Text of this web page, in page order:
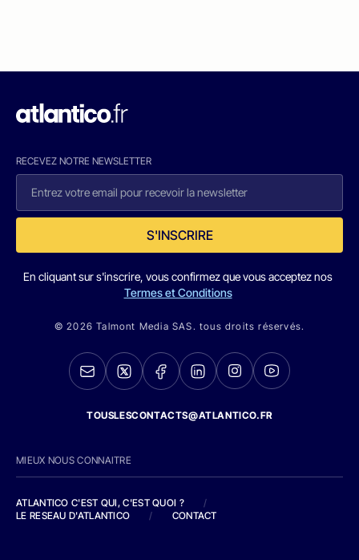
RECEVEZ NOTRE NEWSLETTER
S'INSCRIRE
En cliquant sur s'inscrire, vous confirmez que vous acceptez nos
Termes et Conditions
© 2026 Talmont Media SAS. tous droits réservés.
TOUSLESCONTACTS@ATLANTICO.FR
MIEUX NOUS CONNAITRE
ATLANTICO C'EST QUI, C'EST QUOI ?
/
LE RESEAU D'ATLANTICO
/ CONTACT